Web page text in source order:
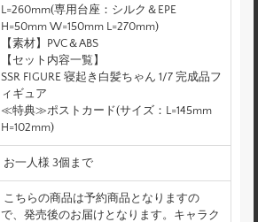
L=260mm(専用台座：シルク＆EPE
H=50mm W=150mm L=270mm)
【素材】PVC＆ABS
【セット内容一覧】
SSR FIGURE 寝起き白髪ちゃん 1/7 完成品フ
ィギュア
≪特典≫ポストカード(サイズ：L=145mm
H=102mm)
お一人様 3個まで
こちらの商品は予約商品となりますの
で、発売後のお届けとなります。キャラク